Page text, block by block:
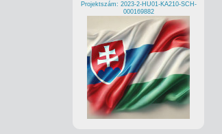
Projektszám: 2023-2-HU01-KA210-SCH-
000169882